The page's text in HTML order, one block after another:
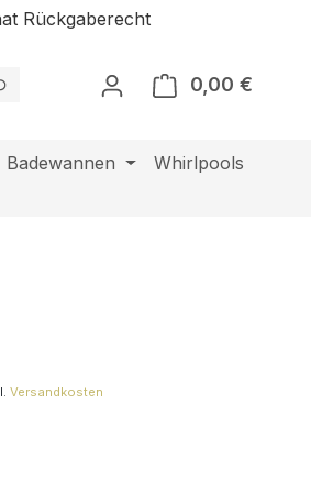
Rückgaberecht
0,00 €
Badewannen
Whirlpools
Versandkosten